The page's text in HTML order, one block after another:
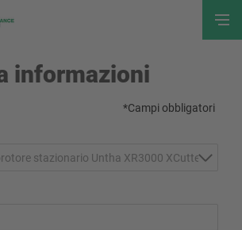
informazioni
*Campi obbligatori
stazionario Untha XR3000 XCutter